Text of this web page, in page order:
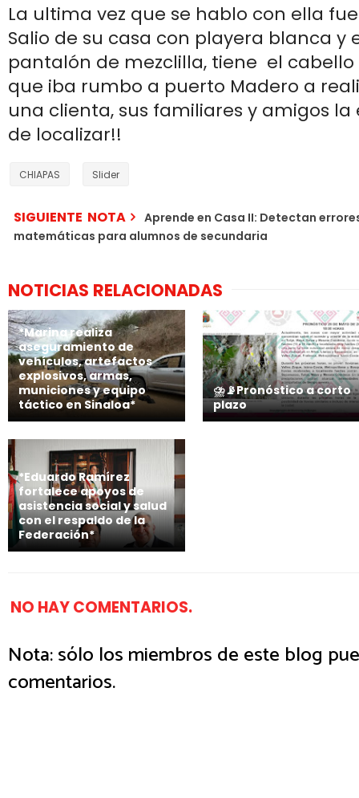
La ultima vez que se hablo con ella fue
Salio de su casa con playera blanca y
pantalón de mezclilla, tiene el cabello
que iba rumbo a puerto Madero a
una clienta, sus familiares y amigos
de localizar!!
CHIAPAS Slider
SIGUIENTE NOTA
Aprende en Casa II: Detectan
matemáticas para alumnos de secundaria
NOTICIAS RELACIONADAS
*Marina realiza
aseguramiento de
vehículos, artefactos
explosivos, armas,
municiones y equipo
táctico en Sinaloa*
⛈️📡Pronóstico a corto
plazo
*Eduardo Ramírez
fortalece apoyos de
asistencia social y salud
con el respaldo de la
Federación*
NO HAY COMENTARIOS.
Nota: sólo los miembros de este blog
comentarios.